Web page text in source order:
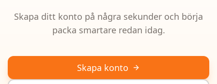
Skapa ditt konto på några sekunder och börja
packa smartare redan idag.
Skapa konto